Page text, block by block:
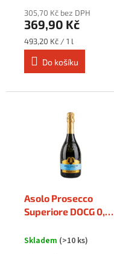
305,70 Kč bez DPH
369,90 Kč
Měrná
cena:
493,20 Kč / 1 l
Do košíku
Asolo Prosecco
Superiore DOCG 0,75
Skladem (>10 ks)